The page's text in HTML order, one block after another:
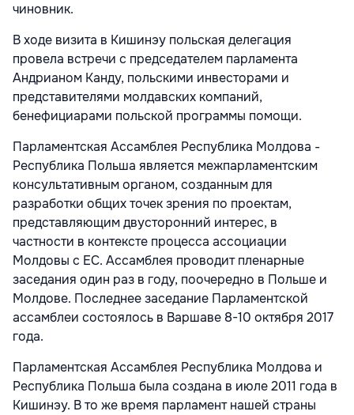
чиновник.
В ходе визита в Кишинэу польская делегация
провела встречи с председателем парламента
Андрианом Канду, польскими инвесторами и
представителями молдавских компаний,
бенефициарами польской программы помощи.
Парламентская Ассамблея Республика Молдова -
Республика Польша является межпарламентским
консультативным органом, созданным для
разработки общих точек зрения по проектам,
представляющим двусторонний интерес, в
частности в контексте процесса ассоциации
Молдовы с ЕС. Ассамблея проводит пленарные
заседания один раз в году, поочередно в Польше и
Молдове. Последнее заседание Парламентской
ассамблеи состоялось в Варшаве 8-10 октября 2017
года.
Парламентская Ассамблея Республика Молдова и
Республика Польша была создана в июле 2011 года в
Кишинэу. В то же время парламент нашей страны